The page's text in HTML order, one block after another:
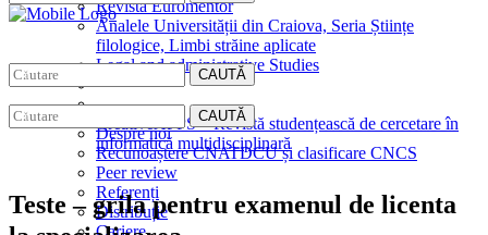
Revista Euromentor
Analele Universității din Craiova, Seria Științe
filologice, Limbi străine aplicate
Legal and administrative Studies
CreativeAPPS – Revistă studențească de cercetare în
informatică multidisciplinară
CAUTĂ
EDITURA
Despre noi
Recunoaștere CNATDCU și clasificare CNCS
Peer review
Referenți
Distribuție
CAUTĂ
Teste – grila pentru examenul de licenta